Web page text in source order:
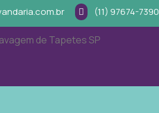
(11) 97674-7390